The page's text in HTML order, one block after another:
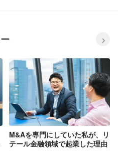
M&Aを専門にしていた私が、リ
テール金融領域で起業した理由